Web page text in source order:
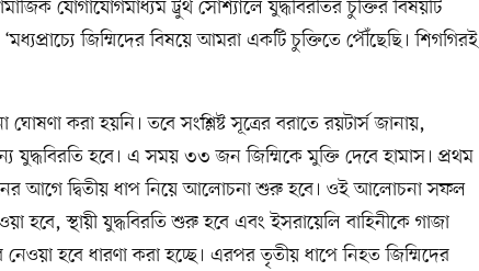
যোগাযোগমাধ্যম ট্রুথ সোশ্যালে যুদ্ধবিরতির চুক্তির বিষয়টি
জিম্মিদের বিষয়ে আমরা একটি চুক্তিতে পৌঁছেছি। শিগগিরই
করা হয়নি। তবে সংশ্লিষ্ট সূত্রের বরাতে রয়টার্স জানায়,
যুদ্ধবিরতি হবে। এ সময় ৩৩ জন জিম্মিকে মুক্তি দেবে হামাস। প্রথম
আগে দ্বিতীয় ধাপ নিয়ে আলোচনা শুরু হবে। ওই আলোচনা সফল
হবে, স্থায়ী যুদ্ধবিরতি শুরু হবে এবং ইসরায়েলি বাহিনীকে গাজা
হবে ধারণা করা হচ্ছে। এরপর তৃতীয় ধাপে নিহত জিম্মিদের